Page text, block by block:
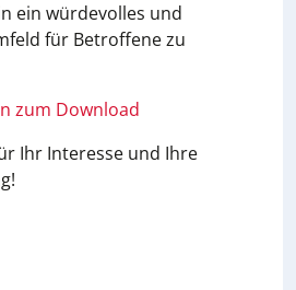
ein würdevolles und
für Betroffene zu
zum Download
Ihr Interesse und Ihre